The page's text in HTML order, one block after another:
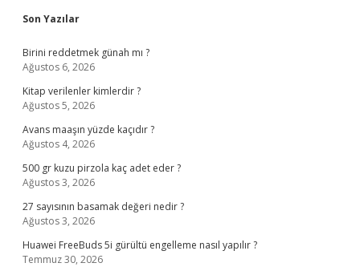
Sidebar
Son Yazılar
Birini reddetmek günah mı ?
Ağustos 6, 2026
Kitap verilenler kimlerdir ?
Ağustos 5, 2026
Avans maaşın yüzde kaçıdır ?
Ağustos 4, 2026
500 gr kuzu pirzola kaç adet eder ?
Ağustos 3, 2026
27 sayısının basamak değeri nedir ?
Ağustos 3, 2026
Huawei FreeBuds 5i gürültü engelleme nasıl yapılır ?
Temmuz 30, 2026